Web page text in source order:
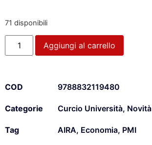
71 disponibili
Aggiungi al carrello
COD 9788832119480
Categorie Curcio Università, Novità
Tag AIRA, Economia, PMI